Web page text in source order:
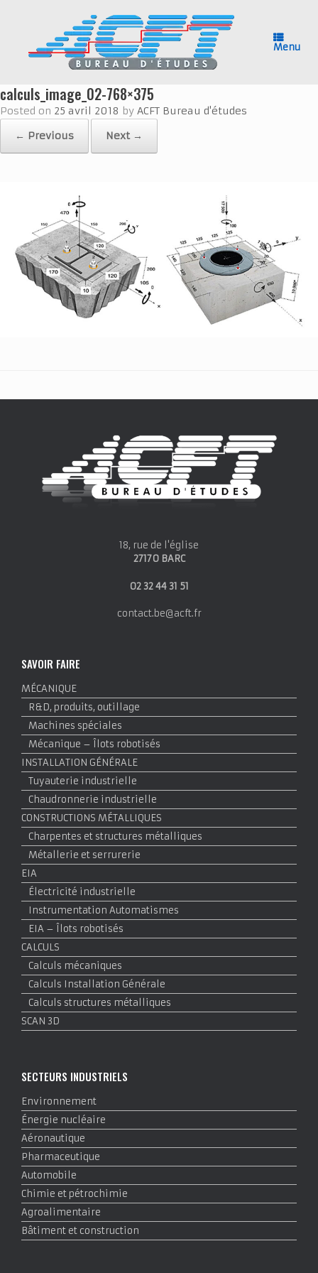
Menu
calculs_image_02-768×375
Posted on 25 avril 2018 by ACFT Bureau d'études
← Previous
Next →
18, rue de l'église
27170 BARC
02 32 44 31 51
contact.be@acft.fr
SAVOIR FAIRE
MÉCANIQUE
R&D, produits, outillage
Machines spéciales
Mécanique – Îlots robotisés
INSTALLATION GÉNÉRALE
Tuyauterie industrielle
Chaudronnerie industrielle
CONSTRUCTIONS MÉTALLIQUES
Charpentes et structures métalliques
Métallerie et serrurerie
EIA
Électricité industrielle
Instrumentation Automatismes
EIA – Îlots robotisés
CALCULS
Calculs mécaniques
Calculs Installation Générale
Calculs structures métalliques
SCAN 3D
SECTEURS INDUSTRIELS
Environnement
Énergie nucléaire
Aéronautique
Pharmaceutique
Automobile
Chimie et pétrochimie
Agroalimentaire
Bâtiment et construction